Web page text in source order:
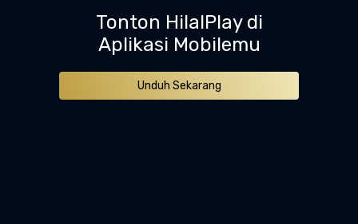
Tonton HilalPlay di
Aplikasi Mobilemu
Unduh Sekarang